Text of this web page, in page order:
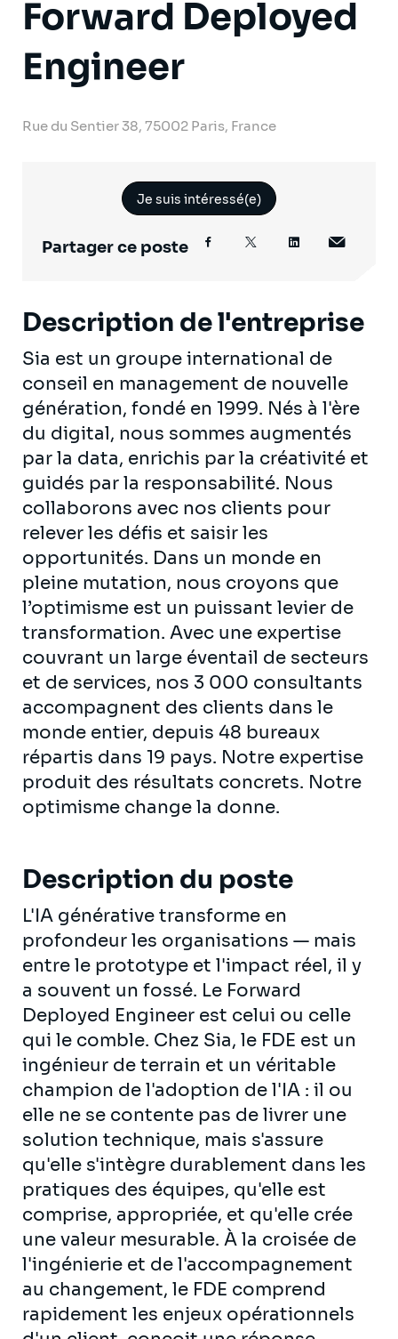
Forward Deployed
Engineer
Rue du Sentier 38, 75002 Paris, France
Je suis intéressé(e)
Partager ce poste
Description de l'entreprise
Sia est un groupe international de
conseil en management de nouvelle
génération, fondé en 1999. Nés à l'ère
du digital, nous sommes augmentés
par la data, enrichis par la créativité et
guidés par la responsabilité. Nous
collaborons avec nos clients pour
relever les défis et saisir les
opportunités. Dans un monde en
pleine mutation, nous croyons que
l’optimisme est un puissant levier de
transformation. Avec une expertise
couvrant un large éventail de secteurs
et de services, nos 3 000 consultants
accompagnent des clients dans le
monde entier, depuis 48 bureaux
répartis dans 19 pays. Notre expertise
produit des résultats concrets. Notre
optimisme change la donne.
Description du poste
L'IA générative transforme en
profondeur les organisations — mais
entre le prototype et l'impact réel, il y
a souvent un fossé. Le Forward
Deployed Engineer est celui ou celle
qui le comble. Chez Sia, le FDE est un
ingénieur de terrain et un véritable
champion de l'adoption de l'IA : il ou
elle ne se contente pas de livrer une
solution technique, mais s'assure
qu'elle s'intègre durablement dans les
pratiques des équipes, qu'elle est
comprise, appropriée, et qu'elle crée
une valeur mesurable. À la croisée de
l'ingénierie et de l'accompagnement
au changement, le FDE comprend
rapidement les enjeux opérationnels